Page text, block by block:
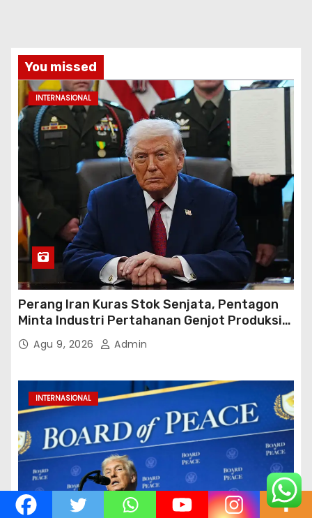
You missed
INTERNASIONAL
Perang Iran Kuras Stok Senjata, Pentagon
Minta Industri Pertahanan Genjot Produksi
dalam 21 Hari
Agu 9, 2026 Admin
INTERNASIONAL